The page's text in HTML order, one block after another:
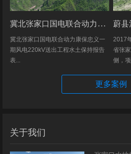
冀北张家口国电联合动力康保忠义一期风电220kV送出工程水土保持报告表
冀北张家口国电联合动力康保忠义一
期风电220kV送出工程水土保持报告
表...
2017
省张
侧，
位置
项目
更多案例
关于我们